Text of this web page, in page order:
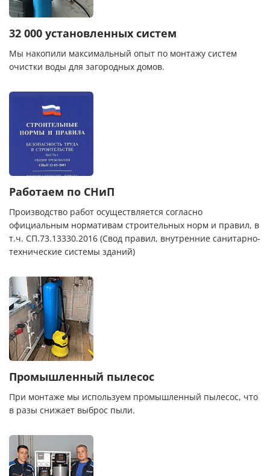
32 000 установленных систем
Мы накопили максимальный опыт по монтажу систем
очистки воды для загородных домов.
Работаем по СНиП
Производство работ осуществляется согласно
официальным нормативам строительных норм и правил, в
т.ч. СП.73.13330.2016 (Свод правил, внутренние санитарно-
технические системы зданий)
Промышленный пылесос
При монтаже мы используем промышленный пылесос, что
в разы снижает выброс пыли.